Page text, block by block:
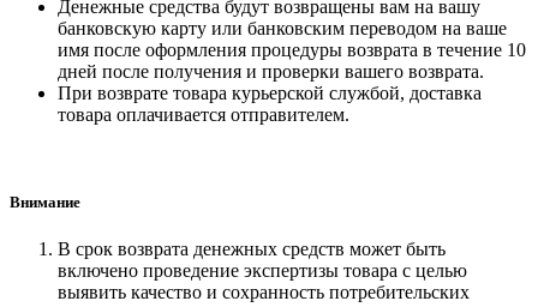
Денежные средства будут возвращены вам на вашу
банковскую карту или банковским переводом на ваше
имя после оформления процедуры возврата в течение 10
дней после получения и проверки вашего возврата.
При возврате товара курьерской службой, доставка
товара оплачивается отправителем.
Внимание
В срок возврата денежных средств может быть
включено проведение экспертизы товара с целью
выявить качество и сохранность потребительских